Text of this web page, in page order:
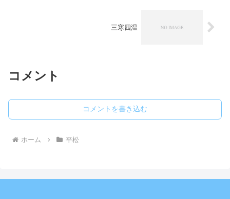
三寒四温
コメント
コメントを書き込む
ホーム 平松